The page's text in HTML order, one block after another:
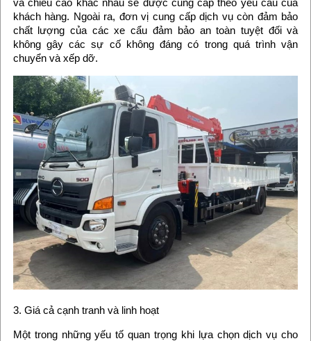
và chiều cao khác nhau sẽ được cung cấp theo yêu cầu của
khách hàng. Ngoài ra, đơn vị cung cấp dịch vụ còn đảm bảo
chất lượng của các xe cẩu đảm bảo an toàn tuyệt đối và
không gây các sự cố không đáng có trong quá trình vận
chuyển và xếp dỡ.
3. Giá cả cạnh tranh và linh hoạt
Một trong những yếu tố quan trọng khi lựa chọn dịch vụ cho